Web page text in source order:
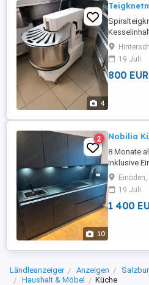
4
Leistung:
Monat Alt.
19 Juli
800 EUR
10
2 Nobilia
8 Monate
inklusive
selbst
mit LED
19 Juli
1 400
Ländleanzeiger Anzeigen
Haushalt & Möbel
Küche